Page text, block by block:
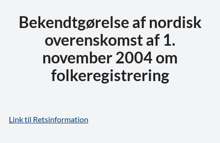
Bekendtgørelse af nordisk
overenskomst af 1.
november 2004 om
folkeregistrering
Link til Retsinformation